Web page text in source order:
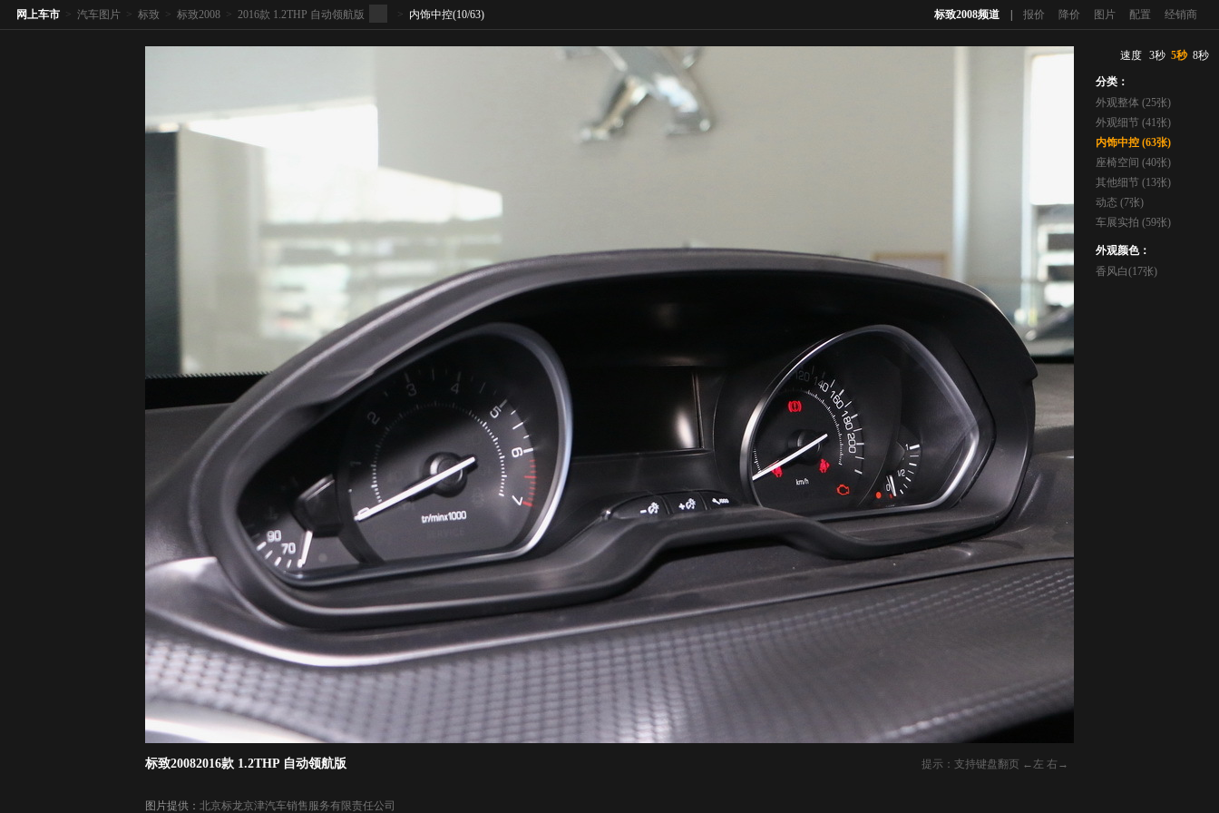
标致2008频道 报价 降价 图片 配置 经销商
网上车市 > 汽车图片 > 标致 > 标致2008 > 2016款 1.2THP 自动领航版 > 内饰中控(10/63)
提示：支持键盘翻页 ←左 右→
标致20082016款 1.2THP 自动领航版
图片提供： 北京标龙京津汽车销售服务有限责任公司
速度 3秒 5秒 8秒
分类：
外观整体 (25张)
外观细节 (41张)
内饰中控 (63张)
座椅空间 (40张)
其他细节 (13张)
动态 (7张)
车展实拍 (59张)
外观颜色：
香风白(17张)